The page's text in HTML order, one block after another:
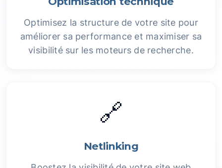
Optimisez la structure de votre site pour
améliorer sa performance et maximiser sa
visibilité sur les moteurs de recherche.
🔗
Netlinking